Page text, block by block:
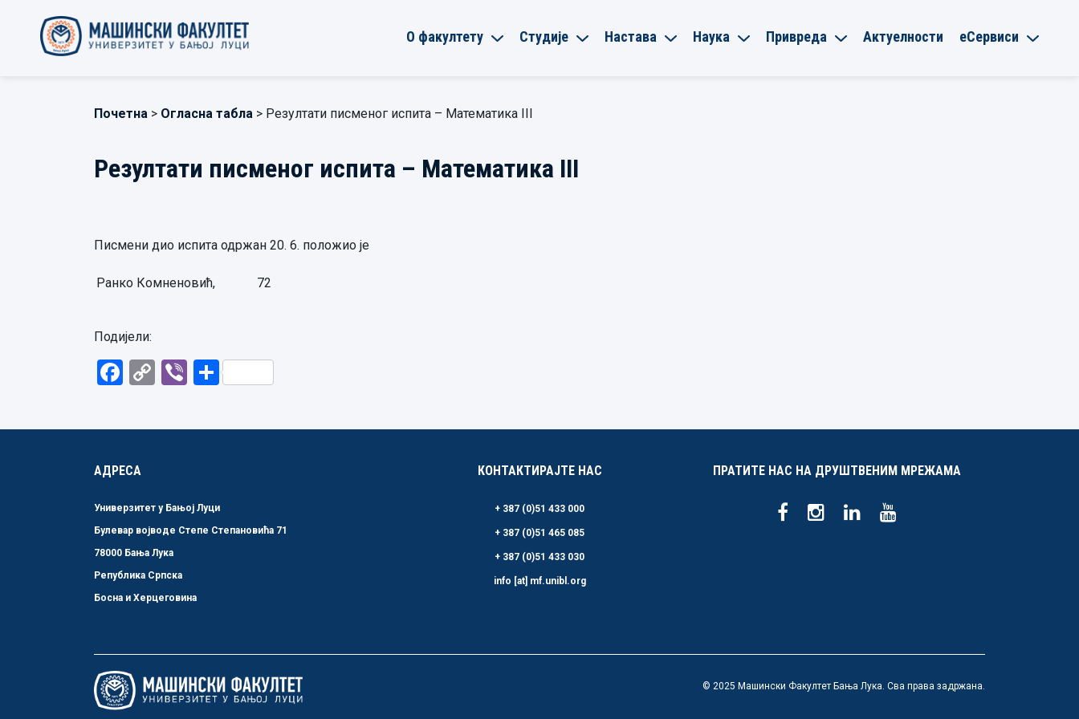
О факултету Студије Настава Наука Привреда Актуелности еСервиси
Почетна > Огласна табла > Резултати писменог испита – Математика III
Резултати писменог испита – Математика III
Писмени дио испита одржан 20. 6. положио је
Ранко Комненовић, 72
Подијели:
Facebook
CopyViberShare
АДРЕСА
Универзитет у Бањој Луци
Булевар војводе Степе Степановића 71
78000 Бања Лука
Република Српска
Босна и Херцеговина
КОНТАКТИРАЈТЕ НАС
+ 387 (0)51 433 000
+ 387 (0)51 465 085
+ 387 (0)51 433 030
info [at] mf.unibl.org
ПРАТИТЕ НАС НА ДРУШТВЕНИМ МРЕЖАМА
© 2025 Машински Факултет Бања Лука. Сва права задржана.